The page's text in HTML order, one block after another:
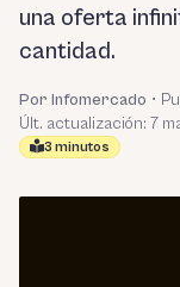
una oferta
cantidad.
Por Infomercado •
Últ. actualización: 7
3 minutos